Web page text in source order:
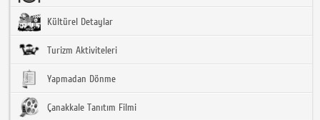
Kültürel Detaylar
Turizm Aktiviteleri
Yapmadan Dönme
Çanakkale Tanıtım Filmi